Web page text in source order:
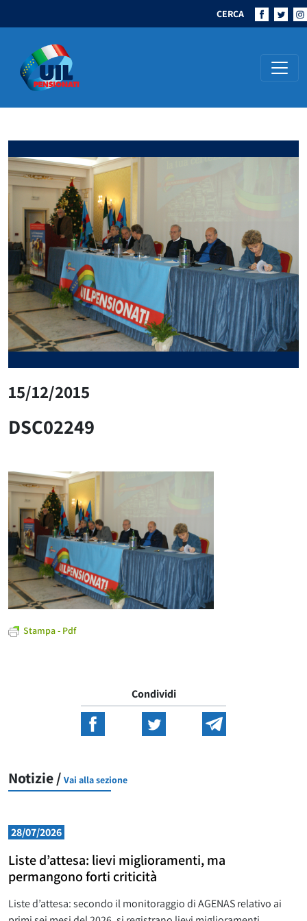
CERCA
Navigazione principale
15/12/2015
DSC02249
Stampa - Pdf
Condividi
Notizie / Vai alla sezione
28/07/2026
Liste d’attesa: lievi miglioramenti, ma
permangono forti criticità
Liste d’attesa: secondo il monitoraggio di AGENAS relativo ai